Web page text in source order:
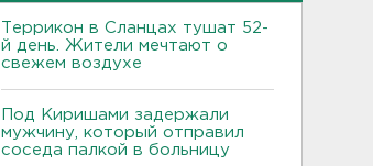
Террикон в Сланцах тушат 52-
й день. Жители мечтают о
свежем воздухе
Под Киришами задержали
мужчину, который отправил
соседа палкой в больницу